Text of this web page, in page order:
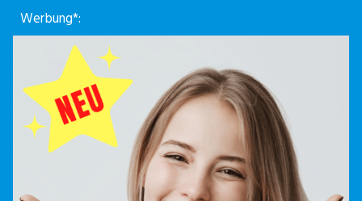
Werbung*: